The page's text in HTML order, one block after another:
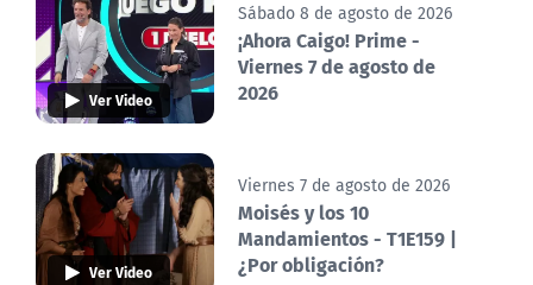
Ver Video
Sábado 8 de agosto de 2026
¡Ahora Caigo! Prime -
Viernes 7 de agosto de
2026
Ver Video
Viernes 7 de agosto de 2026
Moisés y los 10
Mandamientos - T1E159 |
¿Por obligación?